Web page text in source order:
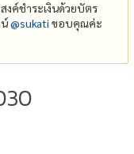
ค์ชำระเงินด้วยบัตร
น์@‌sukati ขอบคุณค่ะ